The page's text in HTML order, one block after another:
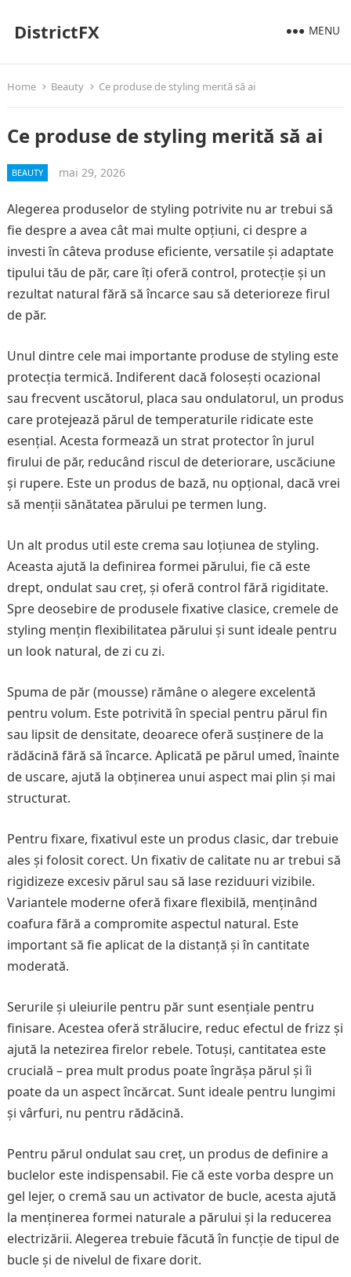
DistrictFX MENU
Home Beauty Ce produse de styling merită să ai
Ce produse de styling merită să ai
BEAUTY mai 29, 2026
Alegerea produselor de styling potrivite nu ar trebui să
fie despre a avea cât mai multe opțiuni, ci despre a
investi în câteva produse eficiente, versatile și adaptate
tipului tău de păr, care îți oferă control, protecție și un
rezultat natural fără să încarce sau să deterioreze firul
de păr.
Unul dintre cele mai importante produse de styling este
protecția termică. Indiferent dacă folosești ocazional
sau frecvent uscătorul, placa sau ondulatorul, un produs
care protejează părul de temperaturile ridicate este
esențial. Acesta formează un strat protector în jurul
firului de păr, reducând riscul de deteriorare, uscăciune
și rupere. Este un produs de bază, nu opțional, dacă vrei
să menții sănătatea părului pe termen lung.
Un alt produs util este crema sau loțiunea de styling.
Aceasta ajută la definirea formei părului, fie că este
drept, ondulat sau creț, și oferă control fără rigiditate.
Spre deosebire de produsele fixative clasice, cremele de
styling mențin flexibilitatea părului și sunt ideale pentru
un look natural, de zi cu zi.
Spuma de păr (mousse) rămâne o alegere excelentă
pentru volum. Este potrivită în special pentru părul fin
sau lipsit de densitate, deoarece oferă susținere de la
rădăcină fără să încarce. Aplicată pe părul umed, înainte
de uscare, ajută la obținerea unui aspect mai plin și mai
structurat.
Pentru fixare, fixativul este un produs clasic, dar trebuie
ales și folosit corect. Un fixativ de calitate nu ar trebui să
rigidizeze excesiv părul sau să lase reziduuri vizibile.
Variantele moderne oferă fixare flexibilă, menținând
coafura fără a compromite aspectul natural. Este
important să fie aplicat de la distanță și în cantitate
moderată.
Serurile și uleiurile pentru păr sunt esențiale pentru
finisare. Acestea oferă strălucire, reduc efectul de frizz și
ajută la netezirea firelor rebele. Totuși, cantitatea este
crucială – prea mult produs poate îngrășa părul și îi
poate da un aspect încărcat. Sunt ideale pentru lungimi
și vârfuri, nu pentru rădăcină.
Pentru părul ondulat sau creț, un produs de definire a
buclelor este indispensabil. Fie că este vorba despre un
gel lejer, o cremă sau un activator de bucle, acesta ajută
la menținerea formei naturale a părului și la reducerea
electrizării. Alegerea trebuie făcută în funcție de tipul de
bucle și de nivelul de fixare dorit.